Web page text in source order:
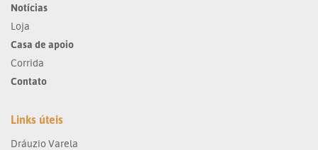
Notícias
Loja
Casa de apoio
Corrida
Contato
Links úteis
Dráuzio Varela